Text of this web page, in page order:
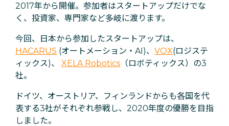
2017年から開催。参加者はスタートアップだけでな
く、投資家、専門家など多岐に渡ります。
今回、日本から参加したスタートアップは、
HACARUS (オートメーション・AI)、 VOX(ロジステ
ィックス)、 XELA Robotics （ロボティックス）の3
社。
ドイツ、オーストリア、フィンランドからも各国を代
表する3社がそれぞれ参戦し、2020年度の優勝を目指
しました。